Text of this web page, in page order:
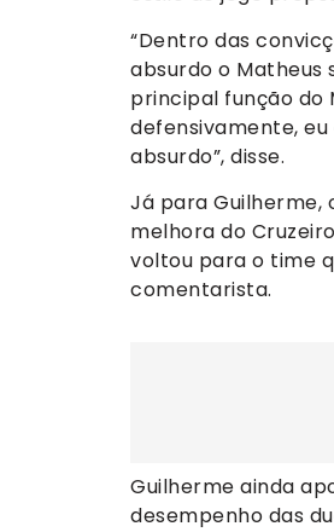
“Dentro das
absurdo o Matheus
principal função do
defensivamente,
absurdo”, disse.
Já para Guilherme,
melhora do
voltou para o time
comentarista.
Guilherme ainda
desempenho das